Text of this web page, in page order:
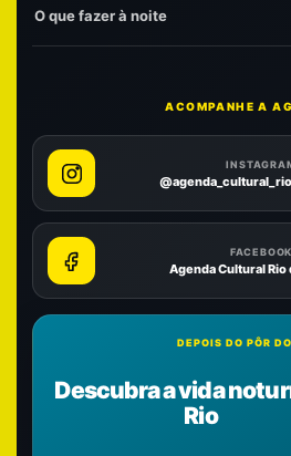
O que fazer à noite
ACOMPANHE A
FACEBOOK
Agenda Cultural Rio
DEPOIS DO PÔR
Descubra a vida
Rio